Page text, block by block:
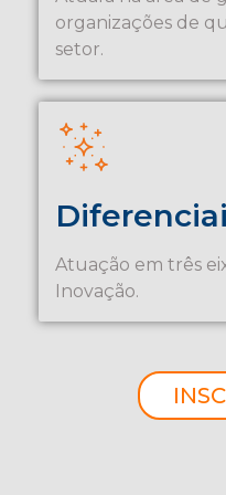
organizações de
setor.
Atuação em três
Inovação.